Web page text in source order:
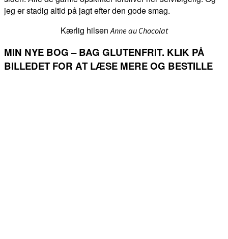
jeg er stadig altid på jagt efter den gode smag.
Kærlig hilsenAnne au Chocolat
MIN NYE BOG – BAG GLUTENFRIT. KLIK PÅ
BILLEDET FOR AT LÆSE MERE OG BESTILLE